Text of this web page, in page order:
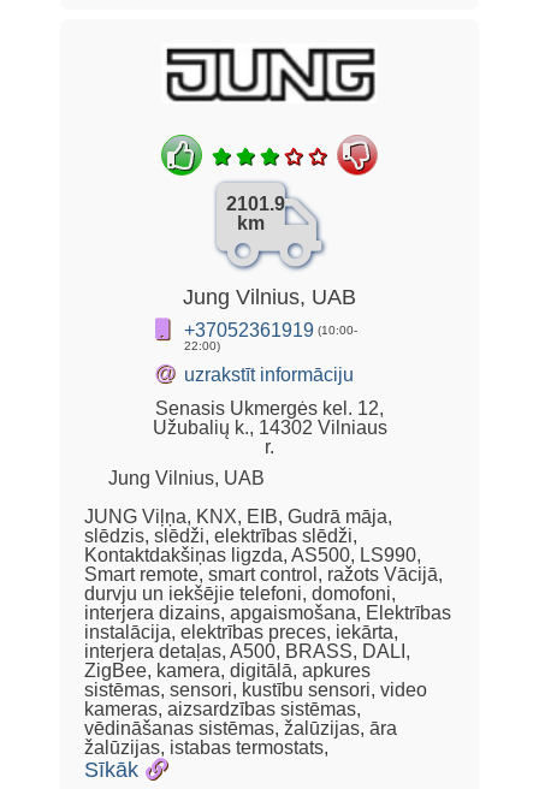
2101.9
km
Jung Vilnius, UAB
+37052361919 (10:00-
22:00)
@ uzrakstīt informāciju
Senasis Ukmergės kel. 12,
Užubalių k., 14302 Vilniaus
r.
Jung Vilnius, UAB
JUNG Viļņa, KNX, EIB, Gudrā māja,
slēdzis, slēdži, elektrības slēdži,
Kontaktdakšiņas ligzda, AS500, LS990,
Smart remote, smart control, ražots Vācijā,
durvju un iekšējie telefoni, domofoni,
interjera dizains, apgaismošana, Elektrības
instalācija, elektrības preces, iekārta,
interjera detaļas, A500, BRASS, DALI,
ZigBee, kamera, digitālā, apkures
sistēmas, sensori, kustību sensori, video
kameras, aizsardzības sistēmas,
vēdināšanas sistēmas, žalūzijas, āra
žalūzijas, istabas termostats,
Sīkāk